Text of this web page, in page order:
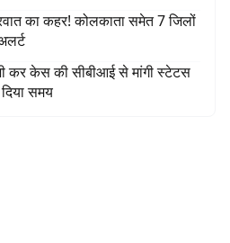
का कहर! कोलकाता समेत 7 जिलों
कर केस की सीबीआई से मांगी स्टेटस
समय